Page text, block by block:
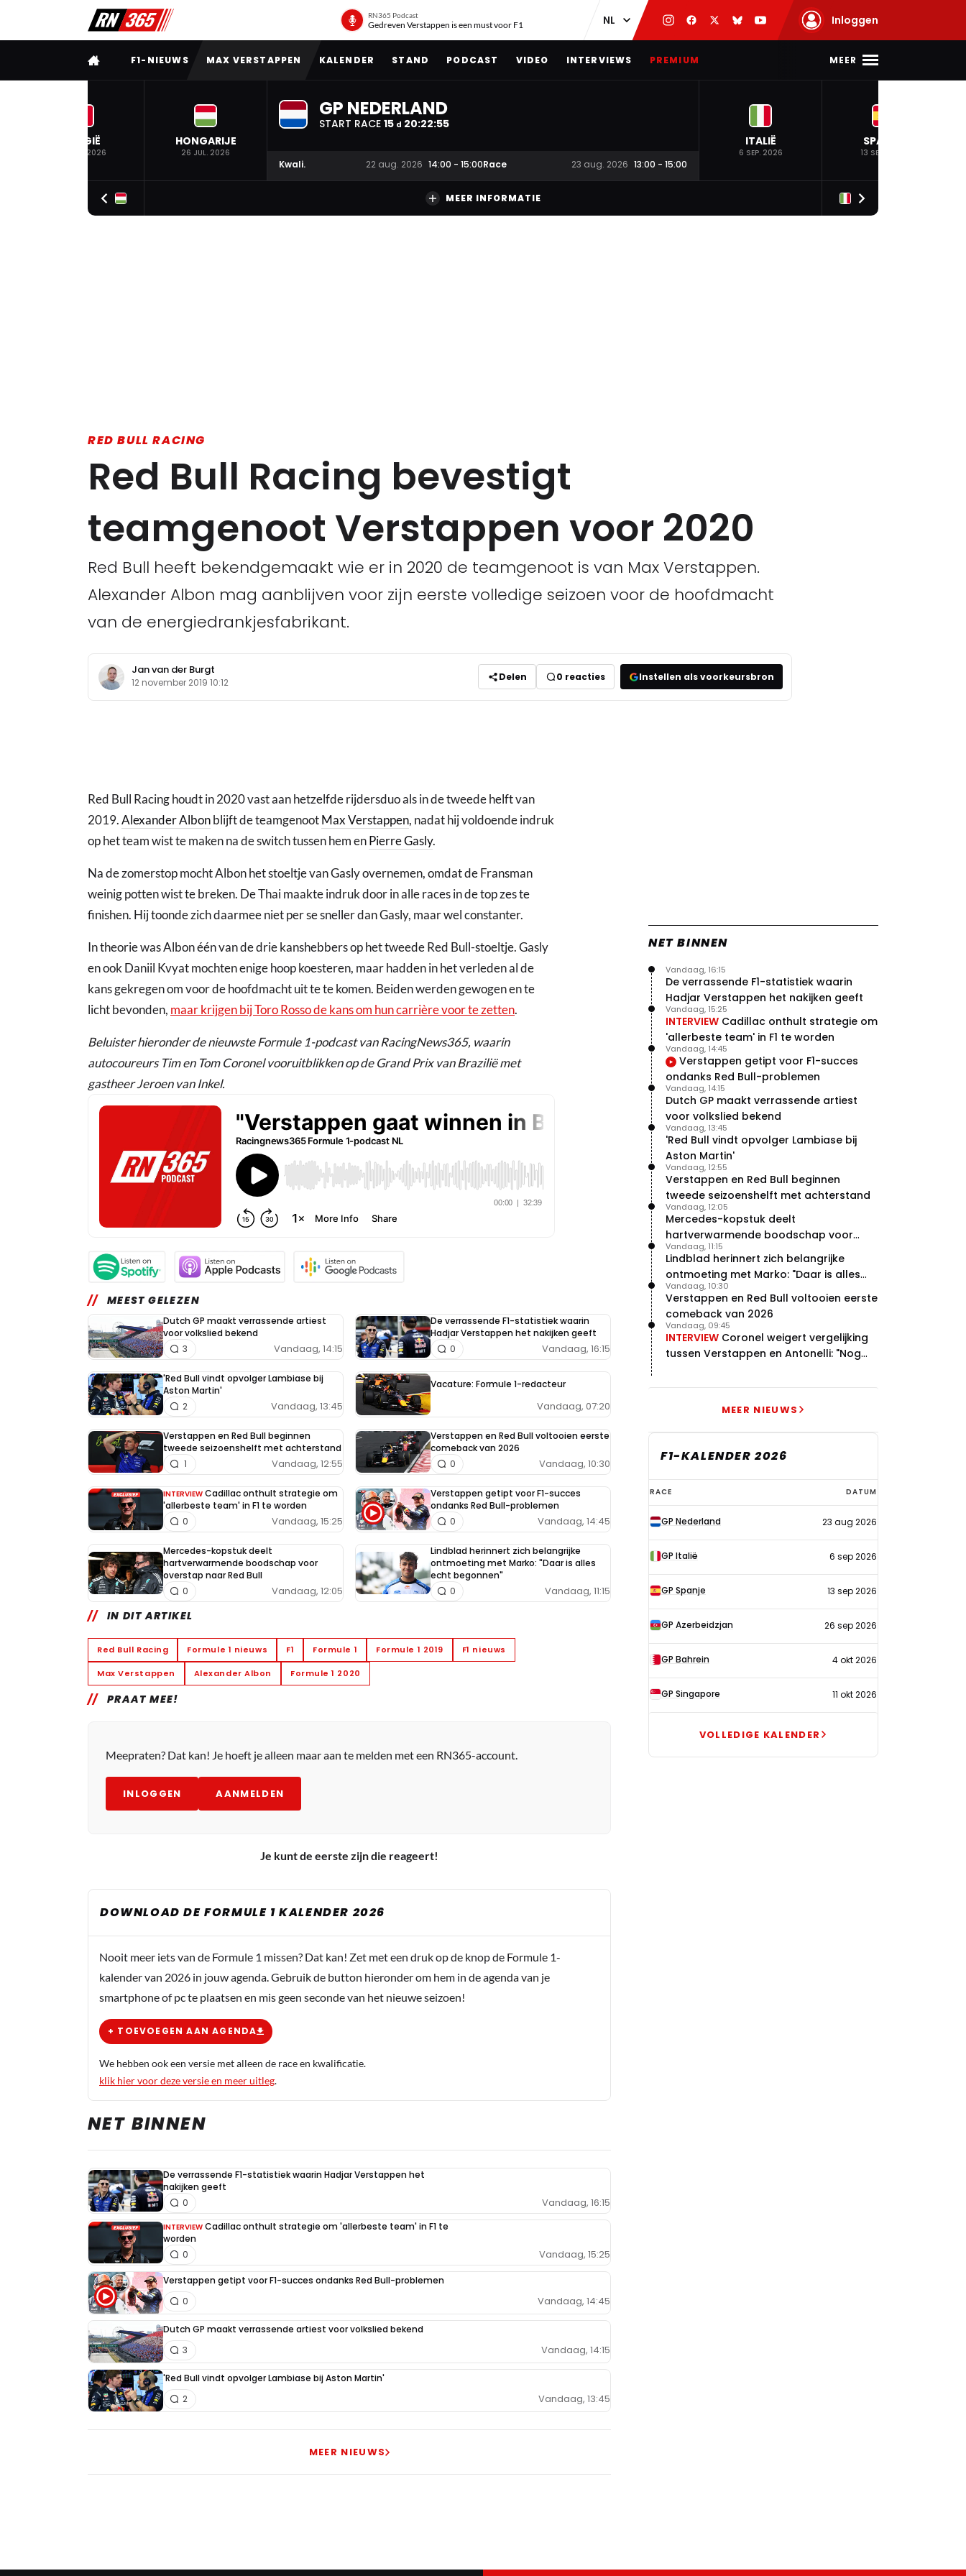
RN365 Podcast
Gedreven Verstappen is een must voor F1 Inloggen
VOLLEDIG MENU
F1-NIEUWS MAX VERSTAPPEN KALENDER STAND PODCAST VIDEO INTERVIEWS PREMIUM MEER
BELGIË
19 JUL. 2026
HONGARIJE
26 JUL. 2026
GP NEDERLAND
START RACE 15 d 20:22:54
Kwali. 22 aug. 2026 14:00 - 15:00Race 23 aug. 2026 13:00 - 15:00
ITALIË
6 SEP. 2026
SPANJE
13 SEP. 2026
MEER INFORMATIE
RED BULL RACING
Red Bull Racing bevestigt
teamgenoot Verstappen voor 2020
Red Bull heeft bekendgemaakt wie er in 2020 de teamgenoot is van Max Verstappen.
Alexander Albon mag aanblijven voor zijn eerste volledige seizoen voor de hoofdmacht
van de energiedrankjesfabrikant.
Jan van der Burgt
12 november 2019 10:12 Delen 0 reacties Instellen als voorkeursbron
Red Bull Racing houdt in 2020 vast aan hetzelfde rijdersduo als in de tweede helft van
2019.Alexander Albonblijft de teamgenootMax Verstappen, nadat hij voldoende indruk
op het team wist te maken na de switch tussen hem enPierre Gasly.
Na de zomerstop mocht Albon het stoeltje van Gasly overnemen, omdat de Fransman
weinig potten wist te breken. De Thai maakte indruk door in alle races in de top zes te
finishen. Hij toonde zich daarmee niet per se sneller dan Gasly, maar wel constanter.
In theorie was Albon één van de drie kanshebbers op het tweede Red Bull-stoeltje. Gasly
en ook Daniil Kvyat mochten enige hoop koesteren, maar hadden in het verleden al de
kans gekregen om voor de hoofdmacht uit te te komen. Beiden werden gewogen en te
licht bevonden, maar krijgen bij Toro Rosso de kans om hun carrière voor te zetten.
Beluister hieronder de nieuwste Formule 1-podcast van RacingNews365, waarin
autocoureurs Tim en Tom Coronel vooruitblikken op de Grand Prix van Brazilië met
gastheer Jeroen van Inkel.
MEEST GELEZEN
Dutch GP maakt verrassende artiest
voor volkslied bekend
Vandaag, 14:15
3
De verrassende F1-statistiek waarin
Hadjar Verstappen het nakijken geeft
Vandaag, 16:15
0
'Red Bull vindt opvolger Lambiase bij
Aston Martin'
Vandaag, 13:45
2
Vacature: Formule 1-redacteur
Vandaag, 07:20
Verstappen en Red Bull beginnen
tweede seizoenshelft met achterstand
Vandaag, 12:55
1
Verstappen en Red Bull voltooien eerste
comeback van 2026
Vandaag, 10:30
0
INTERVIEW Cadillac onthult strategie om
'allerbeste team' in F1 te worden
Vandaag, 15:25
0
Verstappen getipt voor F1-succes
ondanks Red Bull-problemen
Vandaag, 14:45
0
Mercedes-kopstuk deelt
hartverwarmende boodschap voor
overstap naar Red Bull
Vandaag, 12:05
0
Lindblad herinnert zich belangrijke
ontmoeting met Marko: "Daar is alles
echt begonnen"
Vandaag, 11:15
0
IN DIT ARTIKEL
Red Bull Racing Formule 1 nieuws F1 Formule 1 Formule 1 2019 F1 nieuws
Max Verstappen Alexander Albon Formule 1 2020
PRAAT MEE!
Meepraten? Dat kan! Je hoeft je alleen maar aan te melden met een RN365-account.
INLOGGEN AANMELDEN
Je kunt de eerste zijn die reageert!
DOWNLOAD DE FORMULE 1 KALENDER 2026
Nooit meer iets van de Formule 1 missen? Dat kan! Zet met een druk op de knop de Formule 1-
kalender van 2026 in jouw agenda. Gebruik de button hieronder om hem in de agenda van je
smartphone of pc te plaatsen en mis geen seconde van het nieuwe seizoen!
+ TOEVOEGEN AAN AGENDA
We hebben ook een versie met alleen de race en kwalificatie.
klik hier voor deze versie en meer uitleg.
NET BINNEN
De verrassende F1-statistiek waarin Hadjar Verstappen het
nakijken geeft
Vandaag, 16:15
0
INTERVIEW Cadillac onthult strategie om 'allerbeste team' in F1 te
worden
Vandaag, 15:25
0
Verstappen getipt voor F1-succes ondanks Red Bull-problemen
Vandaag, 14:45
0
Dutch GP maakt verrassende artiest voor volkslied bekend
Vandaag, 14:15
3
'Red Bull vindt opvolger Lambiase bij Aston Martin'
Vandaag, 13:45
2
MEER NIEUWS
NET BINNEN
De verrassende F1-statistiek waarin
Hadjar Verstappen het nakijken geeft
Vandaag, 16:15
INTERVIEW Cadillac onthult strategie om
'allerbeste team' in F1 te worden
Vandaag, 15:25
Verstappen getipt voor F1-succes
ondanks Red Bull-problemen
Vandaag, 14:45
Dutch GP maakt verrassende artiest
voor volkslied bekend
Vandaag, 14:15
'Red Bull vindt opvolger Lambiase bij
Aston Martin'
Vandaag, 13:45
Verstappen en Red Bull beginnen
tweede seizoenshelft met achterstand
Vandaag, 12:55
Mercedes-kopstuk deelt
hartverwarmende boodschap voor
overstap naar Red Bull
Vandaag, 12:05
Lindblad herinnert zich belangrijke
ontmoeting met Marko: "Daar is alles
echt begonnen"
Vandaag, 11:15
Verstappen en Red Bull voltooien eerste
comeback van 2026
Vandaag, 10:30
INTERVIEW Coronel weigert vergelijking
tussen Verstappen en Antonelli: "Nog
Vandaag, 09:45
MEER NIEUWS
F1-KALENDER 2026
F1-
kalender
2026
RACE DATUM
GP Nederland 23 aug 2026
GP Italië 6 sep 2026
GP Spanje 13 sep 2026
GP Azerbeidzjan 26 sep 2026
GP Bahrein 4 okt 2026
GP Singapore 11 okt 2026
VOLLEDIGE KALENDER